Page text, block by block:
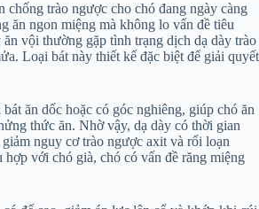
chống trào ngược cho chó đang ngày càng
ăn ngon miệng mà không lo vấn đề tiêu
vội thường gặp tình trạng dịch dạ dày trào
Loại bát này thiết kế đặc biệt để giải quyết
ăn dốc hoặc có góc nghiêng, giúp chó ăn
thức ăn. Nhờ vậy, dạ dày có thời gian
nguy cơ trào ngược axit và rối loạn
với chó già, chó có vấn đề răng miệng